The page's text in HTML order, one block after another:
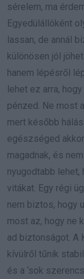
sérelem, ma
Egyedülállóként
lassan, de annál
különösen jól
hanem lépésről
lehet ez arra,
pénzed. Ne most
mert később
egészséged
magadnak, és
nyugodtabb
vitákat. Egy régi
nem biztos, hogy
most az, hogy ne
ad biztonságot. A
kívülről tűnik
és a ‘sok